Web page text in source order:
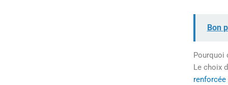
Bon
Pourquoi
Le choix
renforcée